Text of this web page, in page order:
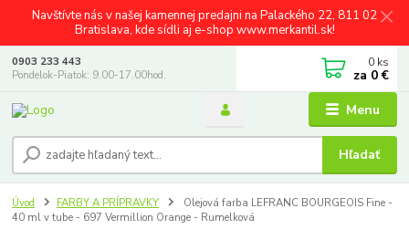
Navštívte nás v našej kamennej predajni na Palackého 22, 811 02
Bratislava, kde sídli aj e-shop www.merkantil.sk!
Menu
Hľadať
0903 233 443
Pondelok-Piatok: 9.00-17.00hod.
0 ks
za 0 €
Úvod FARBY A PRÍPRAVKY
Olejová farba LEFRANC BOURGEOIS Fine -
40 ml v tube - 697 Vermillion Orange - Rumelková